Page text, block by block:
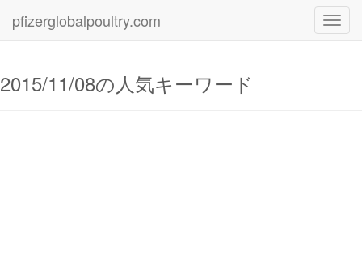
pfizerglobalpoultry.com
2015/11/08の人気キーワード